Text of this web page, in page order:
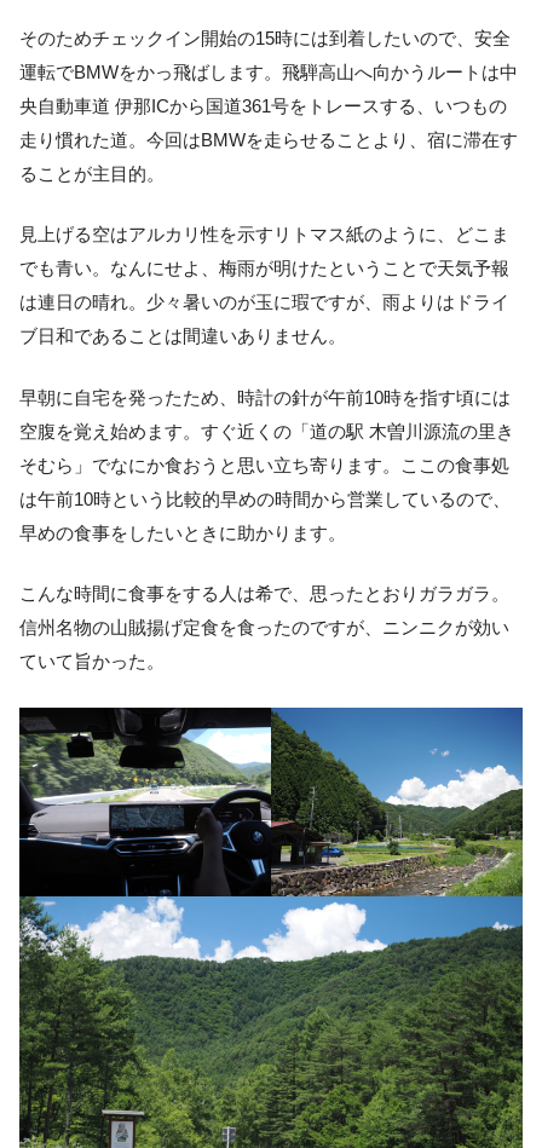
そのためチェックイン開始の15時には到着したいので、安全
運転でBMWをかっ飛ばします。飛騨高山へ向かうルートは中
央自動車道 伊那ICから国道361号をトレースする、いつもの
走り慣れた道。今回はBMWを走らせることより、宿に滞在す
ることが主目的。
見上げる空はアルカリ性を示すリトマス紙のように、どこま
でも青い。なんにせよ、梅雨が明けたということで天気予報
は連日の晴れ。少々暑いのが玉に瑕ですが、雨よりはドライ
ブ日和であることは間違いありません。
早朝に自宅を発ったため、時計の針が午前10時を指す頃には
空腹を覚え始めます。すぐ近くの「道の駅 木曽川源流の里き
そむら」でなにか食おうと思い立ち寄ります。ここの食事処
は午前10時という比較的早めの時間から営業しているので、
早めの食事をしたいときに助かります。
こんな時間に食事をする人は希で、思ったとおりガラガラ。
信州名物の山賊揚げ定食を食ったのですが、ニンニクが効い
ていて旨かった。